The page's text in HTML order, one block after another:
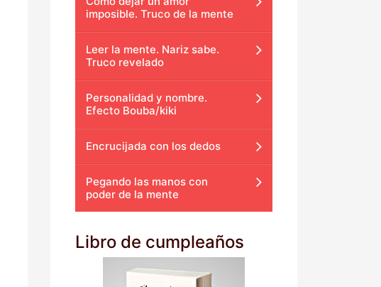
imposible. Truco de la mente
Leer la mente. Nariz sabe.
Truco revelado
Personalidad y nombre.
Efecto Bouba/kiki
Encrucijada con los dedos
Pegando las manos con
poder de la mente
Libro de cumpleaños